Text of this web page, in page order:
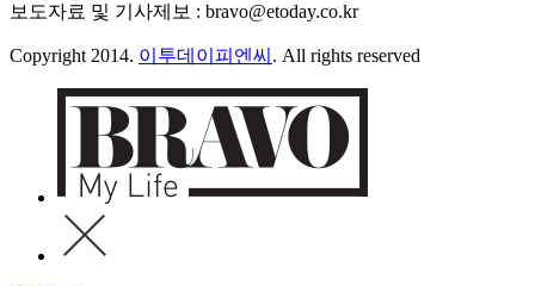
보도자료 및 기사제보 : bravo@etoday.co.kr
Copyright 2014. 이투데이피엔씨 . All rights reserved